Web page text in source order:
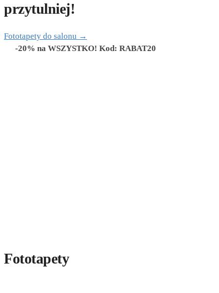
przytulniej!
Fototapety do salonu →
-20% na WSZYSTKO! Kod: RABAT20
Fototapety